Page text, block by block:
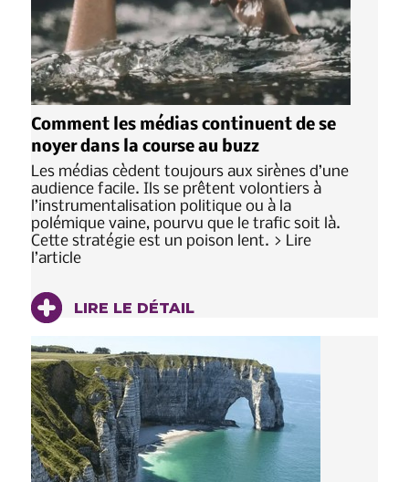
Comment les médias continuent de se
noyer dans la course au buzz
Les médias cèdent toujours aux sirènes d’une
audience facile. Ils se prêtent volontiers à
l’instrumentalisation politique ou à la
polémique vaine, pourvu que le trafic soit là.
Cette stratégie est un poison lent. > Lire
l’article
LIRE LE DÉTAIL